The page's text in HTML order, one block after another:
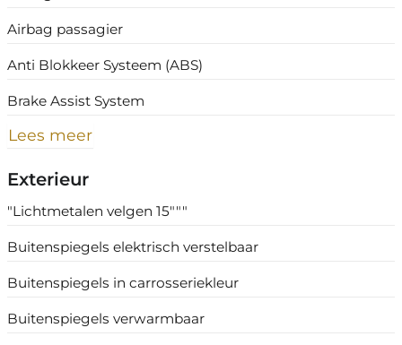
Airbag passagier
Anti Blokkeer Systeem (ABS)
Brake Assist System
Lees meer
Exterieur
"Lichtmetalen velgen 15"""
Buitenspiegels elektrisch verstelbaar
Buitenspiegels in carrosseriekleur
Buitenspiegels verwarmbaar